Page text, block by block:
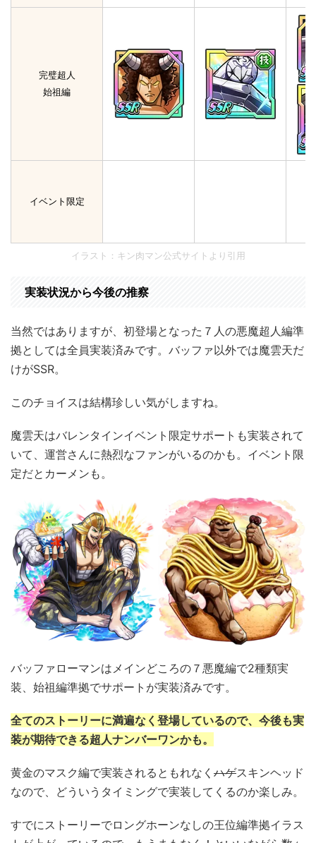
完璧超人
始祖編
イベント限定
イラスト：キン肉マン公式サイトより引用
実装状況から今後の推察
当然ではありますが、初登場となった７人の悪魔超人編準
拠としては全員実装済みです。バッファ以外では魔雲天だ
けがSSR。
このチョイスは結構珍しい気がしますね。
魔雲天はバレンタインイベント限定サポートも実装されて
いて、運営さんに熱烈なファンがいるのかも。イベント限
定だとカーメンも。
バッファローマンはメインどころの７悪魔編で2種類実
装、始祖編準拠でサポートが実装済みです。
全てのストーリーに満遍なく登場しているので、今後も実
装が期待できる超人ナンバーワンかも。
黄金のマスク編で実装されるともれなく ハゲスキンヘッド
なので、どういうタイミングで実装してくるのか楽しみ。
すでにストーリーでロングホーンなしの王位編準拠イラス